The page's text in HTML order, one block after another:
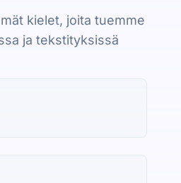
kielet, joita tuemme
ja tekstityksissä